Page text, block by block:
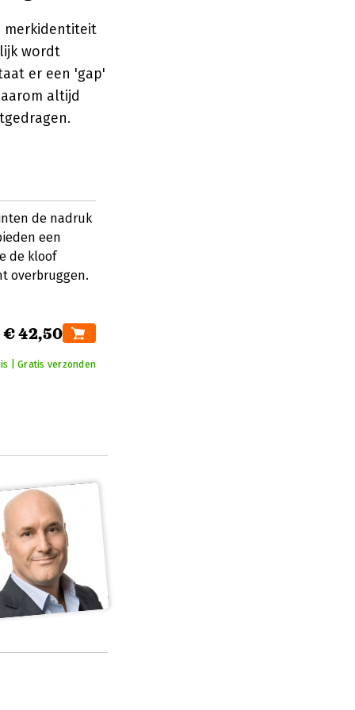
merkidentiteit
wordt
er een 'gap'
altijd
de nadruk
een
de kloof
overbruggen.
€ 42,50
| Gratis verzonden